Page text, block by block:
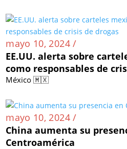
mayo 10, 2024 /
EE.UU. alerta sobre
como responsables de
México 🇲🇽
mayo 10, 2024 /
China aumenta su
Centroamérica